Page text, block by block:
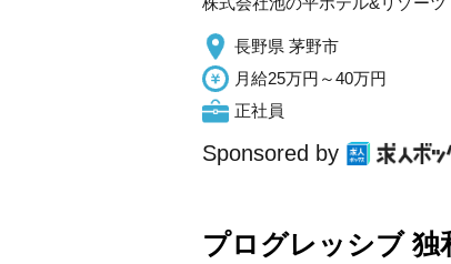
長野県 茅野市
月給25万円～40万円
正社員
Sponsored by
プログレッシブ 独